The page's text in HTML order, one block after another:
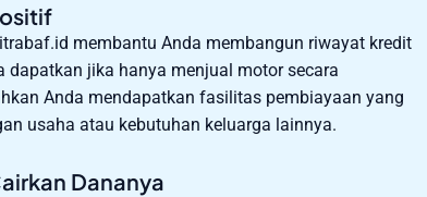
membantu Anda membangun riwayat kredit
dapatkan jika hanya menjual motor secara
Anda mendapatkan fasilitas pembiayaan yang
usaha atau kebutuhan keluarga lainnya.
Dananya